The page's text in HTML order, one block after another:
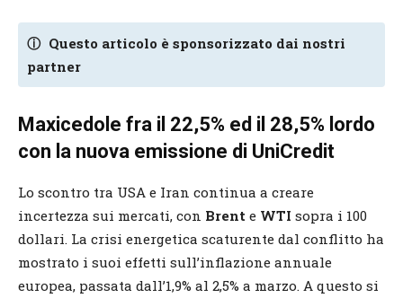
ⓘ Questo articolo è sponsorizzato dai nostri
partner
Maxicedole fra il 22,5% ed il 28,5% lordo
con la nuova emissione di UniCredit
Lo scontro tra USA e Iran continua a creare
incertezza sui mercati, con Brent e WTI sopra i 100
dollari. La crisi energetica scaturente dal conflitto ha
mostrato i suoi effetti sull’inflazione annuale
europea, passata dall’1,9% al 2,5% a marzo. A questo si